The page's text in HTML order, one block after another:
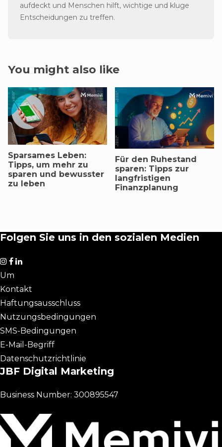
aufdeckt und Menschen hilft, wichtige und kluge
Entscheidungen zu treffen.
You might also like
Sparsames Leben:
Tipps, um mehr zu
sparen und bewusster
zu leben
Für den Ruhestand
sparen: Tipps zur
langfristigen
Finanzplanung
Folgen Sie uns in den sozialen Medien
Um
Kontakt
Haftungsausschluss
Nutzungsbedingungen
SMS-Bedingungen
E-Mail-Begriff
Datenschutzrichtlinie
JBF Digital Marketing
Business Number: 300895547